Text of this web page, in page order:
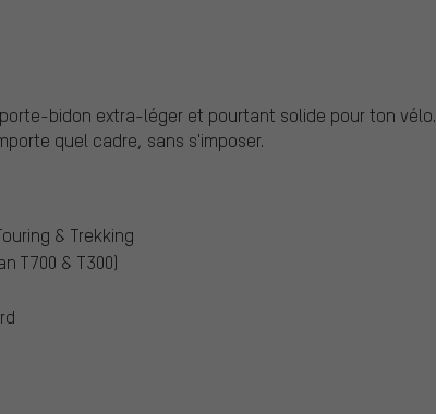
porte-bidon extra-léger et pourtant solide pour ton vélo.
quel cadre, sans s'imposer.
& Trekking
T700 & T300)